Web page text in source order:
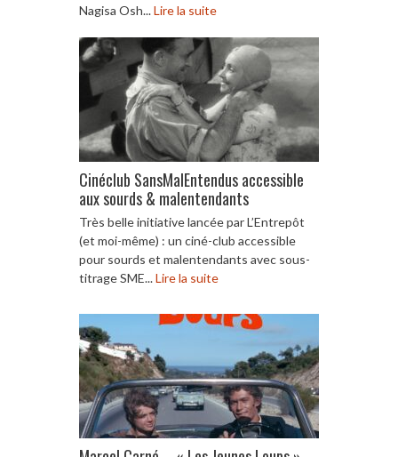
Nagisa Osh...Lire la suite
Cinéclub SansMalEntendus accessible
aux sourds & malentendants
Très belle initiative lancée par L’Entrepôt
(et moi-même) : un ciné-club accessible
pour sourds et malentendants avec sous-
titrage SME...Lire la suite